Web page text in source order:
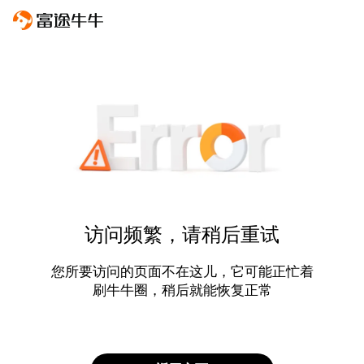
访问频繁，请稍后重试
您所要访问的页面不在这儿，它可能正忙着
刷牛牛圈，稍后就能恢复正常